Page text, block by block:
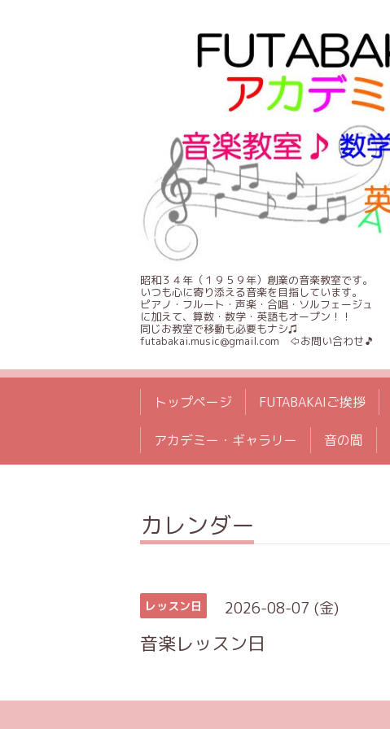
昭和３４年（１９５９年）創業の音楽教室です。
いつも心に寄り添える音楽を目指しています。
ピアノ・フルート・声楽・合唱・ソルフェージュ
に加えて、算数・数学・英語もオープン！！
同じお教室で移動も必要もナシ♫
futabakai.music@gmail.com ⇦お問い合わせ🎵
トップページ FUTABAKAIご挨拶
アカデミー・ギャラリー 音の間
カレンダー
レッスン日 2026-08-07 (金)
音楽レッスン日